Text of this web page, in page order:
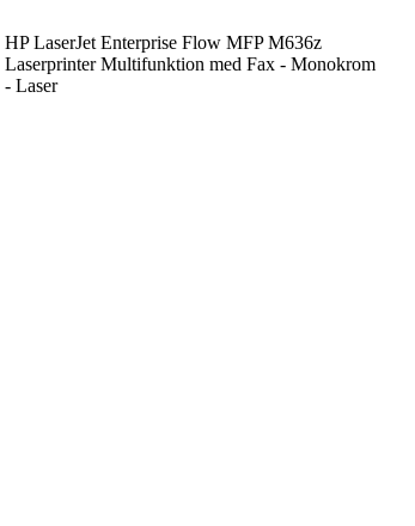
HP LaserJet Enterprise Flow MFP M636z
Laserprinter Multifunktion med Fax - Monokrom
- Laser